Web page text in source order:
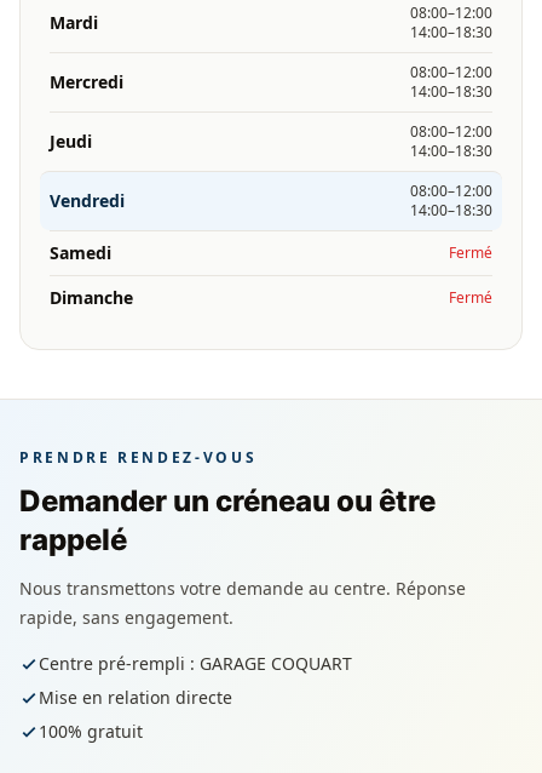
Mardi
08:00–12:00
14:00–18:30
Mercredi
08:00–12:00
14:00–18:30
Jeudi
08:00–12:00
14:00–18:30
Vendredi
08:00–12:00
14:00–18:30
Samedi Fermé
Dimanche Fermé
PRENDRE RENDEZ-VOUS
Demander un créneau ou être
rappelé
Nous transmettons votre demande au centre. Réponse
rapide, sans engagement.
Centre pré-rempli : GARAGE COQUART
Mise en relation directe
100% gratuit